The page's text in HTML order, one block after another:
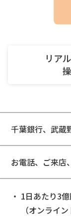
リア
千葉銀行、武蔵
お電話、ご来店
1日あたり3
（オンライ